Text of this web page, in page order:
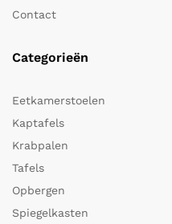
Contact
Categorieën
Eetkamerstoelen
Kaptafels
Krabpalen
Tafels
Opbergen
Spiegelkasten